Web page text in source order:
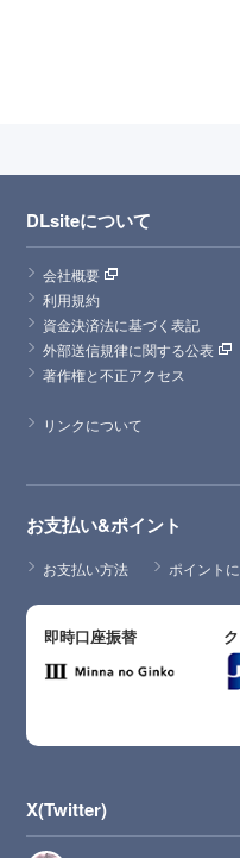
DLsiteについて
会社概要
利用規約
資金決済法に基づく表記
外部送信規律に関する公表
著作権と不正アクセス
リンクについて
お支払い&ポイント
お支払い方法 ポイント
即時口座振替
X(Twitter)